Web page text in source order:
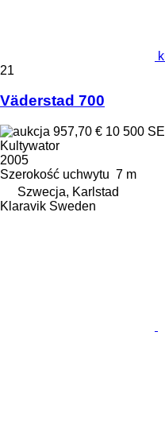
21
Väderstad 700
957,70 € 10 500
Kultywator
2005
Szerokość uchwytu 7 m
Szwecja, Karlstad
Klaravik Sweden